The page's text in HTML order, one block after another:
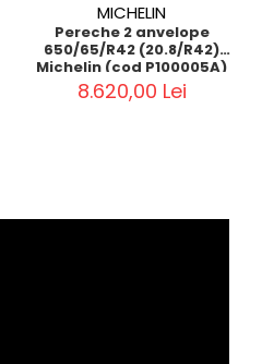
MICHELIN
Pereche 2 anvelope
650/65/R42 (20.8/R42)
Michelin (cod P100005A)
8.620,00 Lei